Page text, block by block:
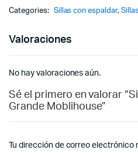
Categories: Sillas con espaldar,
Valoraciones
No hay valoraciones aún.
Sé el primero en valorar
Grande Moblihouse”
Tu dirección de correo electrónico